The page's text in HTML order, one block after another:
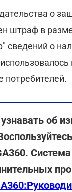
о
в
о
потребителей.
об